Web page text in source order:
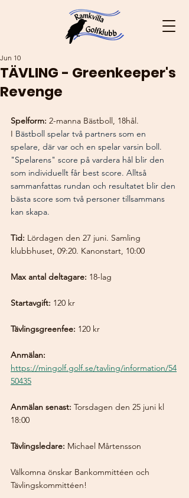
TÄVLING - Greenkeeper's
Revenge
Jun 10
Spelform: 2-manna Bästboll, 18hål.
I Bästboll spelar två partners som en
spelare, där var och en spelar varsin boll.
"Spelarens" score på vardera hål blir den
som individuellt får best score. Alltså
sammanfattas rundan och resultatet blir den
bästa score som två personer tillsammans
kan skapa.
Tid: Lördagen den 27 juni. Samling
klubbhuset, 09:20. Kanonstart, 10:00
Max antal deltagare: 18-lag
Startavgift: 120 kr
Tävlingsgreenfee: 120 kr
Anmälan:
https://mingolf.golf.se/tavling/information/54
50435
Anmälan senast: Torsdagen den 25 juni kl
18:00
Tävlingsledare: Michael Mårtensson
Välkomna önskar Bankommittéen och
Tävlingskommittéen!